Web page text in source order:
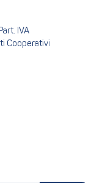
IVA
Cooperativi